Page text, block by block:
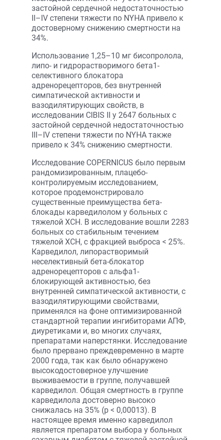
застойной сердечной недостаточностью
II–IV cтепени тяжести по NYHA привело к
достоверному снижению смертности на
34%.
Использование 1,25–10 мг бисопролола,
липо- и гидрорастворимого бета1-
селективного блокатора
адренорецепторов, без внутренней
симпатической активности и
вазодилятирующих свойств, в
исследовании CIBIS II у 2647 больных с
застойной сердечной недостаточностью
III–IV cтепени тяжести по NYHA также
привело к 34% снижению смертности.
Исследование COPERNICUS было первым
рандомизированным, плацебо-
контролируемым исследованием,
которое продемонстрировало
существенные преимущества бета-
блокады карведилолом у больных с
тяжелой ХСН. В исследование вошли 2283
больных со стабильным течением
тяжелой ХСН, с фракцией выброса < 25%.
Карведилол, липорастворимый
неселективный бета-блокатор
адренорецепторов с альфа1-
блокирующей активностью, без
внутренней симпатической активности, с
вазодилятирующими свойствами,
применялся на фоне оптимизированной
стандартной терапии ингибиторами АПФ,
диуретиками и, во многих случаях,
препаратами наперстянки. Исследование
было прервано преждевременно в марте
2000 года, так как было обнаружено
высокодостоверное улучшение
выживаемости в группе, получавшей
карведилол. Общая смертность в группе
карведилола достоверно высоко
снижалась на 35% (р < 0,00013). В
настоящее время именно карведилол
является препаратом выбора у больных